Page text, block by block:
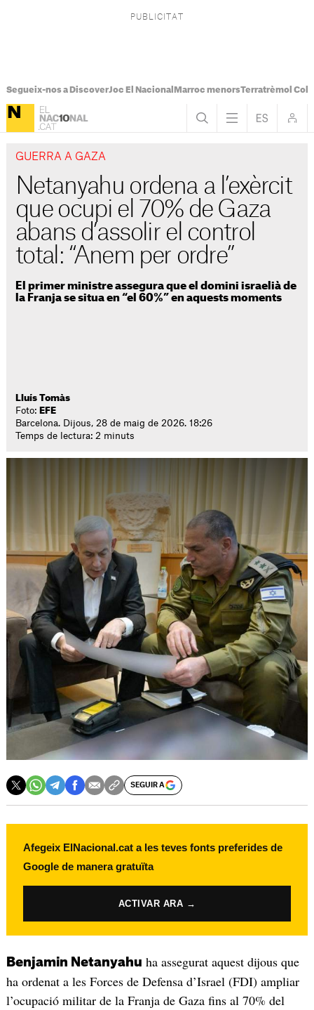
Segueix-nos a DiscoverJoc El Nacional Marroc menorsTerratrèmol
GUERRA A GAZA
Netanyahu ordena a l’exèrcit
que ocupi el 70% de Gaza
abans d’assolir el control
total: “Anem per ordre”
El primer ministre assegura que el domini israelià de
la Franja se situa en “el 60%” en aquests moments
Lluís Tomàs
Foto: EFE
Barcelona. Dijous, 28 de maig de 2026. 18:26
Temps de lectura: 2 minuts
SEGUIR A
Afegeix ElNacional.cat a les teves fonts preferides de
Google de manera gratuïta
ACTIVAR ARA →
Benjamin Netanyahu ha assegurat aquest dijous que
ha ordenat a les Forces de Defensa d’Israel (FDI) ampliar
l’ocupació militar de la Franja de Gaza fins al 70% del